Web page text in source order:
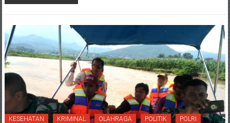
KESEHATAN KRIMINAL OLAHRAGA POLITIK POLRI